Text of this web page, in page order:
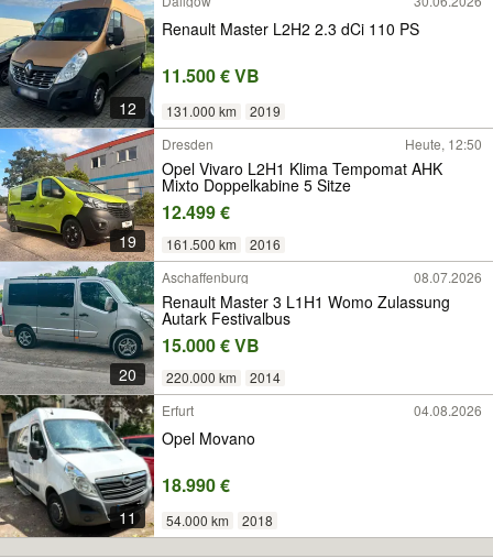
12
Renault Master L2H2 2.3 dCi 110 PS
11.500 € VB
131.000 km 2019
19
Dresden Heute, 12:50
Opel Vivaro L2H1 Klima Tempomat AHK
Mixto Doppelkabine 5 Sitze
12.499 €
161.500 km 2016
20
Aschaffenburg 08.07.2026
Renault Master 3 L1H1 Womo Zulassung
Autark Festivalbus
15.000 € VB
220.000 km 2014
11
Erfurt 04.08.2026
Opel Movano
18.990 €
54.000 km 2018